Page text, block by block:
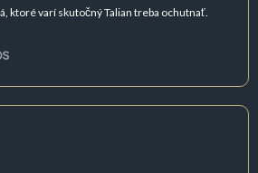
ktoré varí skutočný Talian treba ochutnať.